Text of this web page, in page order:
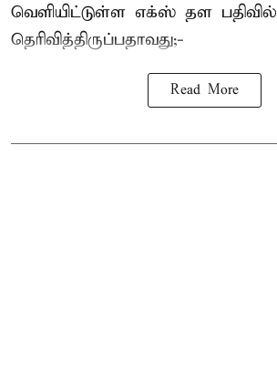
வெளியிட்டுள்ள எக்ஸ் தள பதிவில்
தெரிவித்திருப்பதாவது;-
Read More